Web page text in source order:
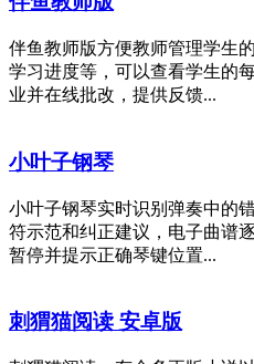
伴鱼教师版方便教师管理学生
学习进度等，可以查看学生的
业并在线批改，提供反馈...
小叶子钢琴
小叶子钢琴实时识别弹奏中的
符示范和纠正建议，电子曲谱
暂停并提示正确琴键位置...
刺猬猫阅读 安卓版